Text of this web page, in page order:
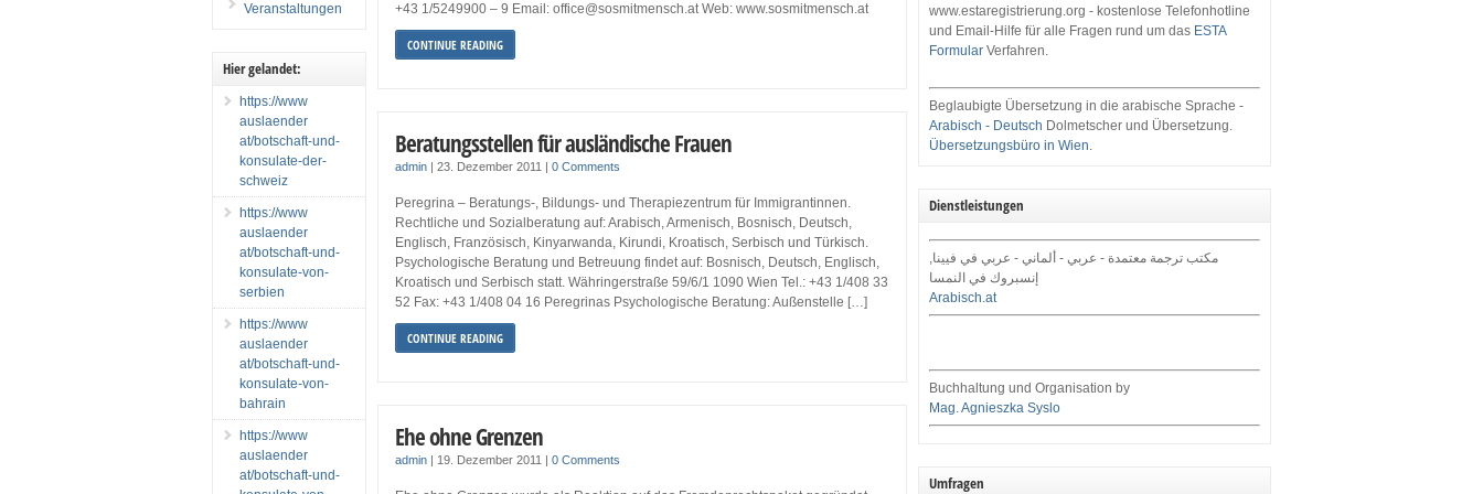
+43 1/5249900 – 9 Email: office@sosmitmensch.at Web: www.sosmitmensch.at
CONTINUE READING
Beratungsstellen für ausländische Frauen
admin |23. Dezember 2011 |0 Comments
Peregrina – Beratungs-, Bildungs- und Therapiezentrum für Immigrantinnen.
Rechtliche und Sozialberatung auf: Arabisch, Armenisch, Bosnisch, Deutsch,
Englisch, Französisch, Kinyarwanda, Kirundi, Kroatisch, Serbisch und Türkisch.
Psychologische Beratung und Betreuung findet auf: Bosnisch, Deutsch, Englisch,
Kroatisch und Serbisch statt. Währingerstraße 59/6/1 1090 Wien Tel.: +43 1/408 33
52 Fax: +43 1/408 04 16 Peregrinas Psychologische Beratung: Außenstelle […]
CONTINUE READING
Ehe ohne Grenzen
admin | 19. Dezember 2011 |0 Comments
Veranstaltungen
Hier gelandet:
https://www
auslaender
at/botschaft-und-
konsulate-der-
schweiz
https://www
auslaender
at/botschaft-und-
konsulate-von-
serbien
https://www
auslaender
at/botschaft-und-
konsulate-von-
bahrain
https://www
auslaender
at/botschaft-und-
www.estaregistrierung.org - kostenlose Telefonhotline
und Email-Hilfe für alle Fragen rund um das ESTA
Formular Verfahren.
Beglaubigte Übersetzung in die arabische Sprache -
Arabisch - Deutsch Dolmetscher und Übersetzung.
Übersetzungsbüro in Wien.
Dienstleistungen
مكتب ترجمة معتمدة - عربي - ألماني - عربي في فيينا,
إنسبروك في النمسا
Arabisch.at
Buchhaltung und Organisation by
Mag. Agnieszka Syslo
Umfragen